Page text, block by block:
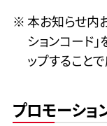
本お知らせ内
ションコード
ップすること
プロモーショ